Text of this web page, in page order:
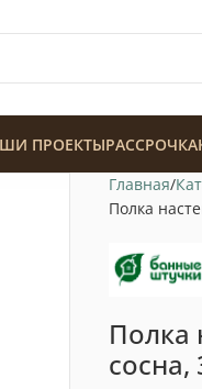
128
ПРОЕКТЫРАССРОЧКА
Главная
Полка
Полка
сосна,